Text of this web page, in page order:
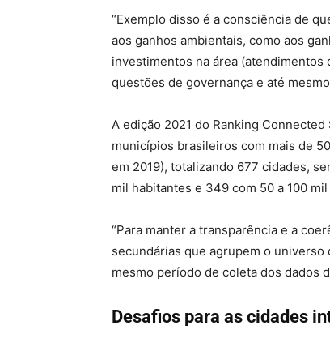
“Exemplo disso é a consciência de
aos ganhos ambientais, como aos
investimentos na área (atendimentos
questões de governança e até
A edição 2021 do Ranking
municípios brasileiros com mais de
em 2019), totalizando 677 cidades,
mil habitantes e 349 com 50 a 100
“Para manter a transparência e a
secundárias que agrupem o
mesmo período de coleta dos dados
Desafios para as cidades